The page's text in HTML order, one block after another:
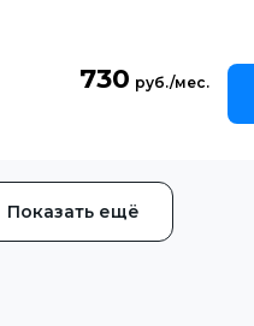
730
Показать ещё